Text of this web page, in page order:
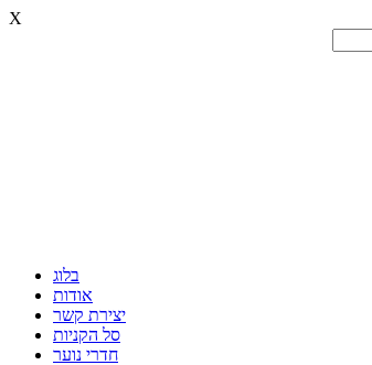
X
בלוג
אודות
יצירת קשר
סל הקניות
חדרי נוער